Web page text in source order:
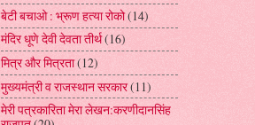
बेटी बचाओ : भ्रूण हत्या रोको(14)
मंदिर धूणे देवी देवता तीर्थ(16)
मित्र और मित्रता(12)
मुख्यमंत्री व राजस्थान सरकार(11)
मेरी पत्रकारिता मेरा लेखन:करणीदानसिंह